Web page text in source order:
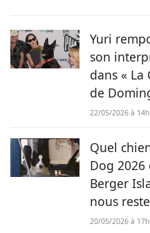
Yuri
son
dans « La
de
22/05/2026 à
Quel
Dog 2026
Berger
nous
20/05/2026 à